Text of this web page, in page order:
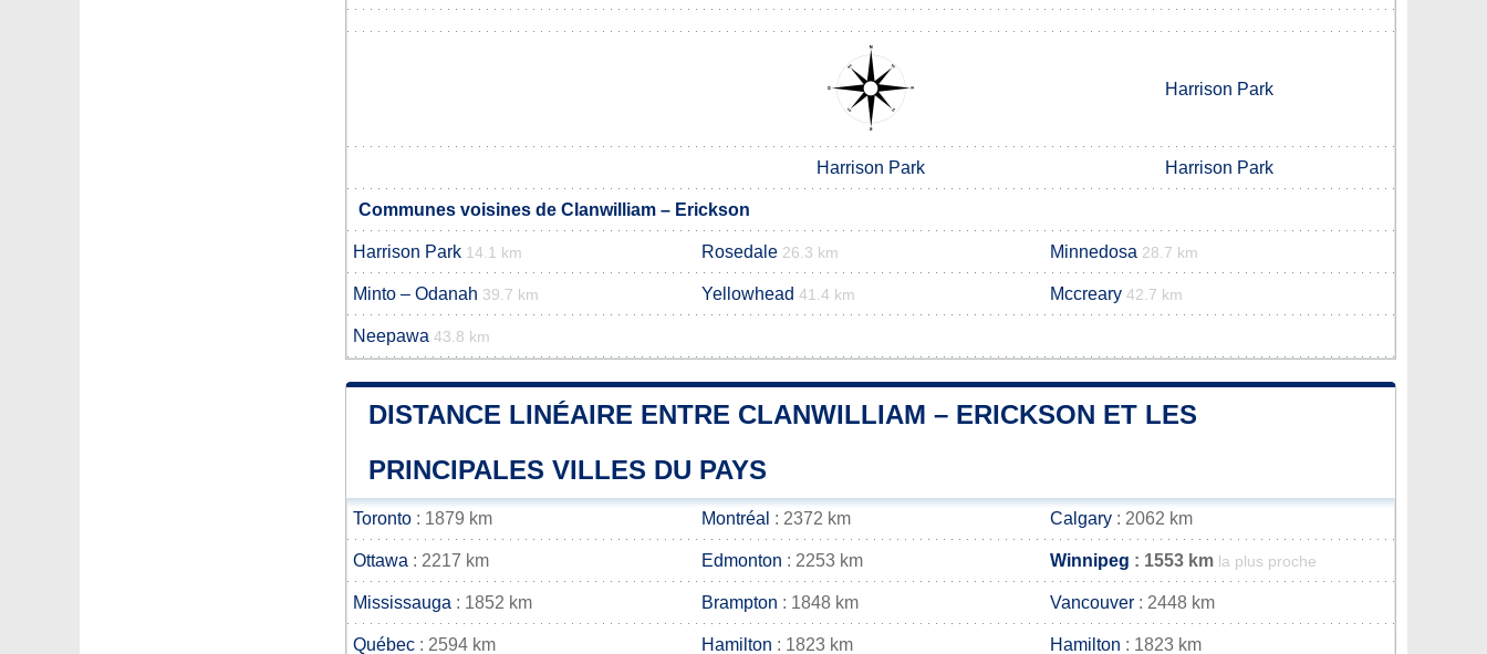
Harrison Park
Harrison Park Harrison Park
Communes voisines de Clanwilliam – Erickson
Harrison Park 14.1 km Rosedale 26.3 km Minnedosa 28.7 km
Minto – Odanah 39.7 km Yellowhead 41.4 km Mccreary 42.7 km
Neepawa 43.8 km
DISTANCE LINÉAIRE ENTRE CLANWILLIAM – ERICKSON ET LES
PRINCIPALES VILLES DU PAYS
Toronto : 1879 km Montréal : 2372 km Calgary : 2062 km
Ottawa : 2217 km Edmonton : 2253 km Winnipeg : 1553 km la plus proche
Mississauga : 1852 km Brampton : 1848 km Vancouver : 2448 km
Québec : 2594 km Hamilton : 1823 km Hamilton : 1823 km